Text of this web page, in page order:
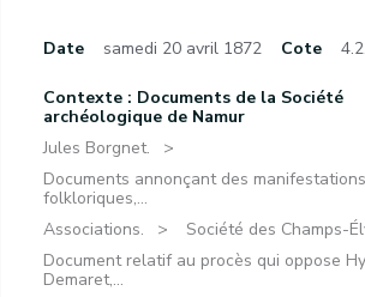
Date samedi 20 avril 1872 Cote
Contexte : Documents de la Société
archéologique de Namur
Jules Borgnet.
Documents annonçant des manifestations
folkloriques,...
Associations.
Société des Champs-
Document relatif au procès qui oppose
Demaret,...